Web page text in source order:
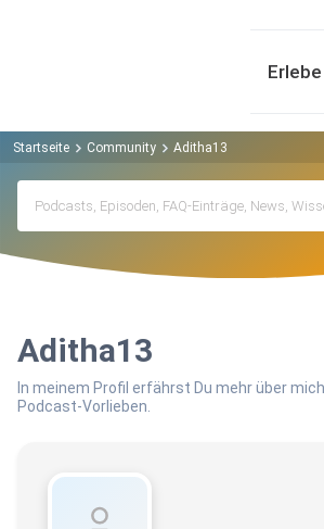
Startseite Community Aditha13
Aditha13
In meinem Profil erfährst Du mehr über
Podcast-Vorlieben.